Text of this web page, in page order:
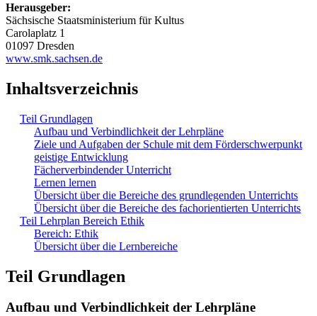
Herausgeber:
Sächsische Staatsministerium für Kultus
Carolaplatz 1
01097 Dresden
www.smk.sachsen.de
Inhaltsverzeichnis
Teil Grundlagen
Aufbau und Verbindlichkeit der Lehrpläne
Ziele und Aufgaben der Schule mit dem Förderschwerpunkt
geistige Entwicklung
Fächerverbindender Unterricht
Lernen lernen
Übersicht über die Bereiche des grundlegenden Unterrichts
Übersicht über die Bereiche des fachorientierten Unterrichts
Teil Lehrplan Bereich Ethik
Bereich: Ethik
Übersicht über die Lernbereiche
Teil Grundlagen
Aufbau und Verbindlichkeit der Lehrpläne